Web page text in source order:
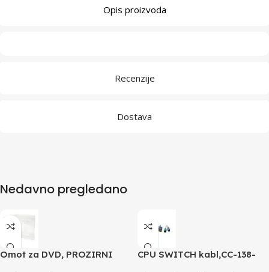
Opis proizvoda
Recenzije
Dostava
Nedavno pregledano
Omot za DVD, PROZIRNI
CPU SWITCH kabl,CC-138-